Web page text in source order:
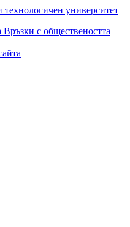
Връзки с обществеността